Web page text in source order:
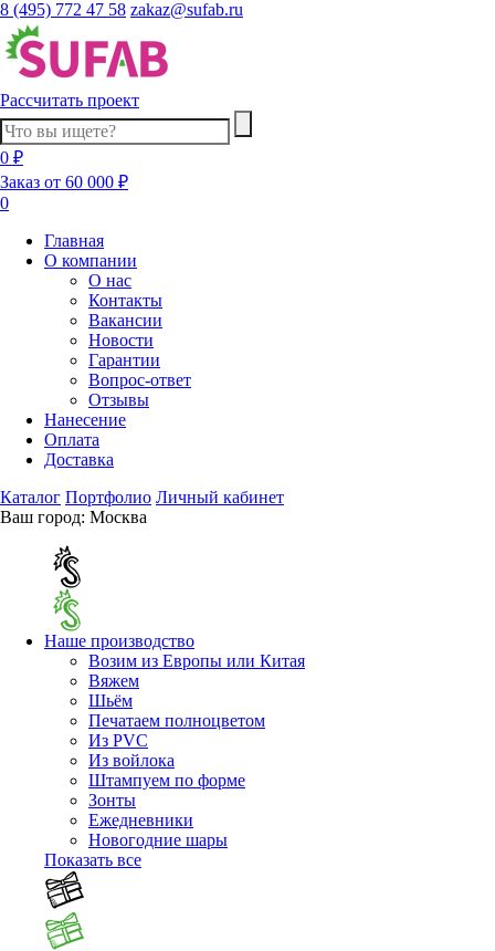
8 (495) 772 47 58 zakaz@sufab.ru
Рассчитать проект
0 ₽
Заказ от 60 000 ₽
0
Главная
О компании
О нас
Контакты
Вакансии
Новости
Гарантии
Вопрос-ответ
Отзывы
Нанесение
Оплата
Доставка
Каталог Портфолио Личный кабинет
Ваш город: Москва
Наше производство
Возим из Европы или Китая
Вяжем
Шьём
Печатаем полноцветом
Из PVC
Из войлока
Штампуем по форме
Зонты
Ежедневники
Новогодние шары
Показать все